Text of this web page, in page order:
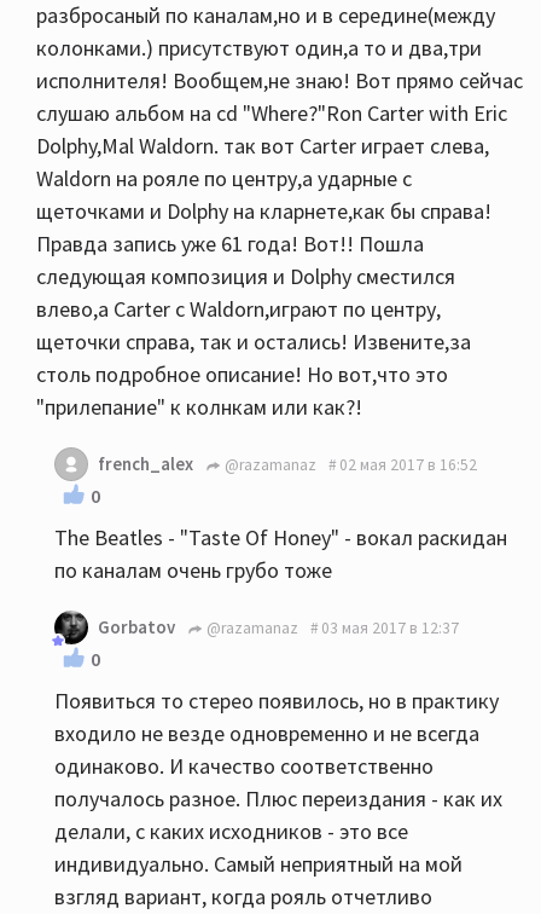
разбросаный по каналам,но и в середине(между
колонками.) присутствуют один,а то и два,три
исполнителя! Вообщем,не знаю! Вот прямо сейчас
слушаю альбом на cd "Where?"Ron Carter with Eric
Dolphy,Mal Waldorn. так вот Carter играет слева,
Waldorn на рояле по центру,а ударные с
щеточками и Dolphy на кларнете,как бы справа!
Правда запись уже 61 года! Вот!! Пошла
следующая композиция и Dolphy сместился
влево,а Carter с Waldorn,играют по центру,
щеточки справа, так и остались! Извените,за
столь подробное описание! Но вот,что это
"прилепание" к колнкам или как?!
french_alex @razamanaz 02 мая 2017 в 16:52
0
The Beatles - "Taste Of Honey" - вокал раскидан
по каналам очень грубо тоже
Gorbatov @razamanaz 03 мая 2017 в 12:37
0
Появиться то стерео появилось, но в практику
входило не везде одновременно и не всегда
одинаково. И качество соответственно
получалось разное. Плюс переиздания - как их
делали, с каких исходников - это все
индивидуально. Самый неприятный на мой
взгляд вариант, когда рояль отчетливо